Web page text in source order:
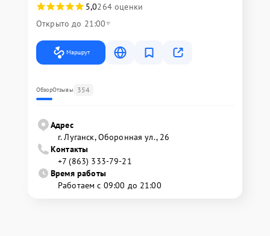
5,0264 оценки
Открыто до 21:00
Маршрут
ОбзорОтзывы 354
Адрес
г. Луганск, Оборонная ул., 26
Контакты
+7 (863) 333-79-21
Время работы
Работаем с 09:00 до 21:00